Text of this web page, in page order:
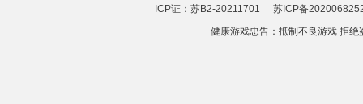
ICP证：苏B2-20211701
苏ICP备
健康游戏忠告：抵制不良游戏 拒